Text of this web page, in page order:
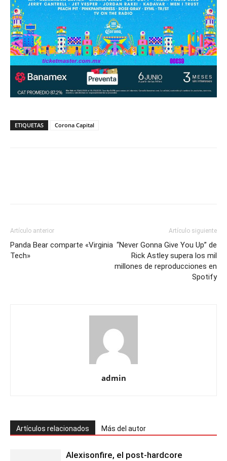
ETIQUETAS Corona Capital
Artículo anterior
Panda Bear comparte «Virginia
Tech»
Artículo siguiente
“Never Gonna Give You Up” de
Rick Astley supera los mil
millones de reproducciones en
Spotify
admin
Artículos relacionados Más del autor
Alexisonfire, el post-hardcore